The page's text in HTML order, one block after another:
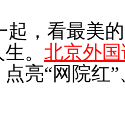
起，看最美
。 北京外
亮“网院红